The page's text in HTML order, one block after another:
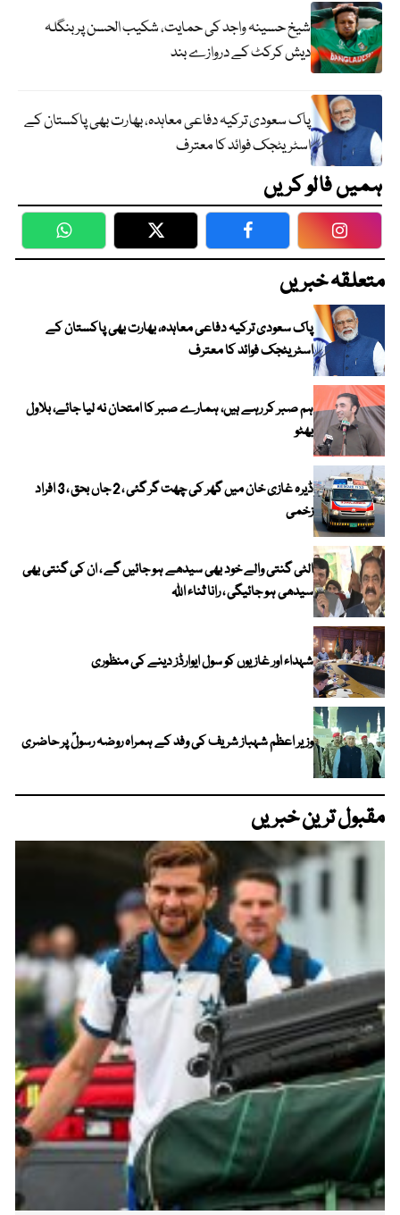
شیخ حسینہ واجد کی حمایت، شکیب الحسن پر بنگلہ
دیش کرکٹ کے دروازے بند
پاک سعودی ترکیہ دفاعی معاہدہ، بھارت بھی پاکستان کے
اسٹریٹجک فوائد کا معترف
ہمیں فالو کریں
WhatsApp Twitter Facebook
متعلقہ خبریں
پاک سعودی ترکیہ دفاعی معاہدہ، بھارت بھی پاکستان کے
اسٹریٹجک فوائد کا معترف
ہم صبر کر رہے ہیں، ہمارے صبر کا امتحان نہ لیا جائے، بلاول
بھٹو
ڈیرہ غازی خان میں گھر کی چھت گر گئی ، 2 جاں بحق ، 3 افراد
زخمی
الٹی گنتی والے خود بھی سیدھے ہو جائیں گے ، ان کی گنتی بھی
سیدھی ہو جائیگی ، رانا ثناء اللہ
شہداء اور غازیوں کو سول ایوارڈز دینے کی منظوری
وزیر اعظم شہباز شریف کی وفد کے ہمراہ روضہ رسولؐ پر حاضری
مقبول ترین خبریں